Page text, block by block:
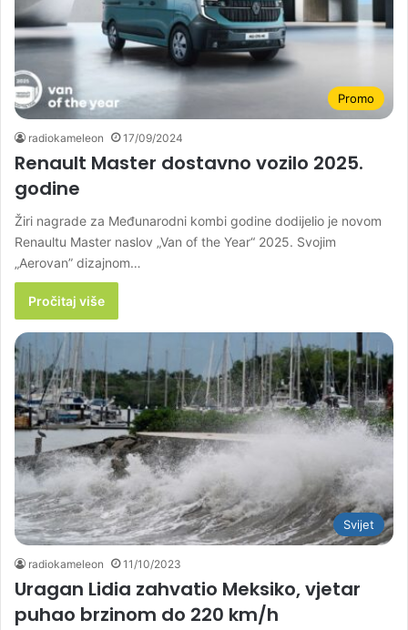
Promo
radiokameleon 17/09/2024
Renault Master dostavno vozilo 2025.
godine
Žiri nagrade za Međunarodni kombi godine dodijelio je novom
Renaultu Master naslov „Van of the Year“ 2025. Svojim
„Aerovan” dizajnom…
Pročitaj više
Svijet
radiokameleon 11/10/2023
Uragan Lidia zahvatio Meksiko, vjetar
puhao brzinom do 220 km/h